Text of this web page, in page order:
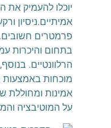
יוכלו להעמיק
אמיתיים.ניסיון
פרמטרים חשובים.
בתחום והיכרות
הרלוונטיים.
מוכחות באמצעות
אמינות ומחוללת
על המוטיבציה